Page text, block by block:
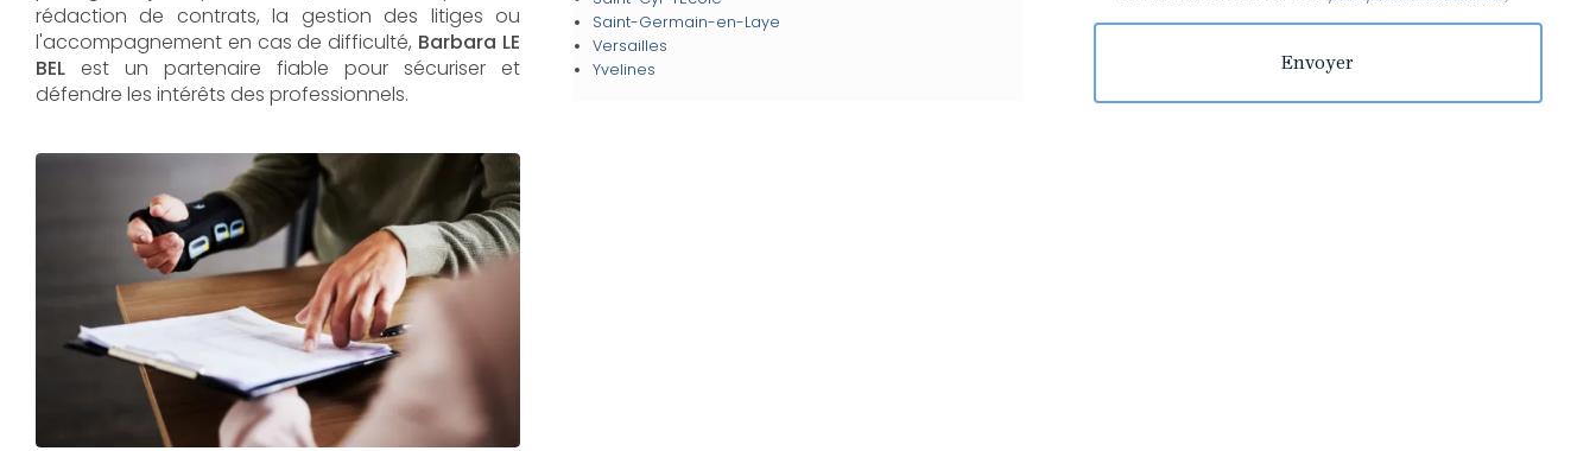
rédaction de contrats, la gestion des litiges ou
l'accompagnement en cas de difficulté, Barbara LE
BEL​​​​​​​ est un partenaire fiable pour sécuriser et
défendre les intérêts des professionnels.
Saint-Germain-en-Laye
Versailles
Yvelines